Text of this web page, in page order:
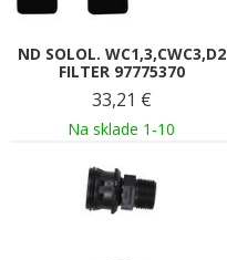
ND SOLOL. WC1,3,CWC3,D2
FILTER 97775370
33,21 €
Na sklade 1-10